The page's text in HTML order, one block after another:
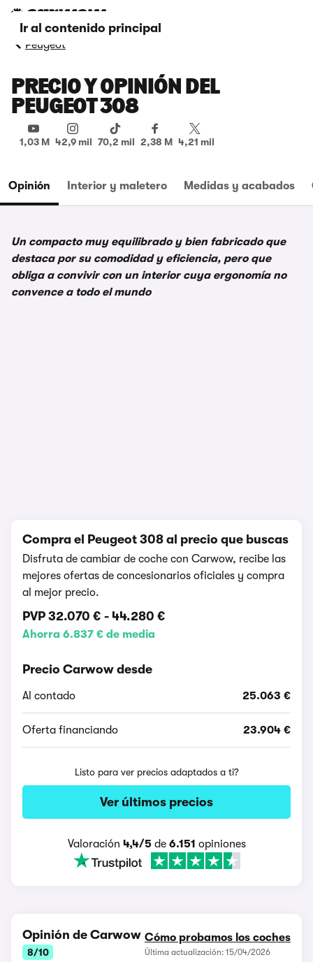
Ir al contenido principal
Peugeot
PRECIO Y OPINIÓN DEL
PEUGEOT 308
1,03 M 42,9 mil 70,2 mil 2,38 M 4,21 mil
Opinión Interior y maletero Medidas y acabados
Un compacto muy equilibrado y bien fabricado que
destaca por su comodidad y eficiencia, pero que
obliga a convivir con un interior cuya ergonomía no
convence a todo el mundo
Compra el Peugeot 308 al precio que buscas
Disfruta de cambiar de coche con Carwow, recibe las
mejores ofertas de concesionarios oficiales y compra
al mejor precio.
PVP 32.070 € - 44.280 €
Ahorra 6.837 € de media
Precio Carwow desde
Al contado 25.063 €
Oferta financiando 23.904 €
Listo para ver precios adaptados a ti?
Ver últimos precios
Valoración 4,4/5de 6.151 opiniones
Opinión de Carwow
8/10
Cómo probamos los coches
Última actualización: 15/04/2026